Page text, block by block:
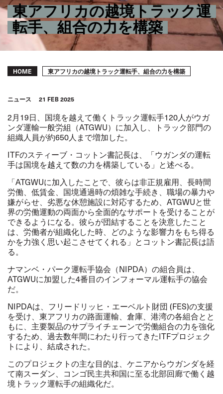
東アフリカの越境トラック運
転手、組合の力を構築
Breadcrumb
HOME 東アフリカの越境トラック運転手、組合の力を構築
ニュース 21 FEB 2025
2月19日、国境を越えて働くトラック運転手120人がウガ
ンダ運輸一般労組（ATGWU）に加入し、トラック部門の
組織人員が約650人まで増加した。
ITFのスティーブ・コットン書記長は、「ウガンダの運転
手は国境を越えて数の力を構築している」と述べる。
「ATGWUに加入したことで、彼らは非正規雇用、長時間
労働、低賃金、国境通過時の煩雑な手続き、職場の暴力や
嫌がらせ、劣悪な休憩施設に対応するため、 ATGWUと世
界の労働運動の両面から全面的なサポートを受けることが
できるようになる。彼らが団結することを決意したこと
は、労働者が組織化した時、どのような影響力をもち得る
かを力強く思い起こさせてくれる」とコットン書記長は語
る。
ナマンベ・パーク運転手協会（NIPDA）の組合員は、
ATGWUに加盟した4番目のインフォーマル運転手の協会
だ。
NIPDAは、フリードリッヒ・エーベルト財団 (FES)の支援
を受け、東アフリカの路面運輸、倉庫、港湾の各組合とと
もに、主要製品のサプライチェーンで労働組合の力を強化
するため、過去数年間にわたり行ってきたITFプロジェク
トにより、結成された。
このプロジェクトの主な目的は、ケニアからウガンダを経
て南スーダン、コンゴ民主共和国に至る北部回廊で働く越
境トラック運転手の組織化だ。